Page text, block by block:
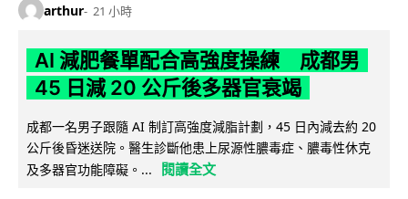
arthur 21 小時
AI 減肥餐單配合高強度操練 成都男
45 日減 20 公斤後多器官衰竭
成都一名男子跟隨 AI 制訂高強度減脂計劃，45 日內減去約 20
公斤後昏迷送院。醫生診斷他患上尿源性膿毒症、膿毒性休克
及多器官功能障礙。...
閱讀全文